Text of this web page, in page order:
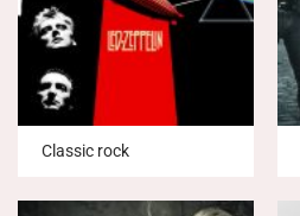
Classic rock